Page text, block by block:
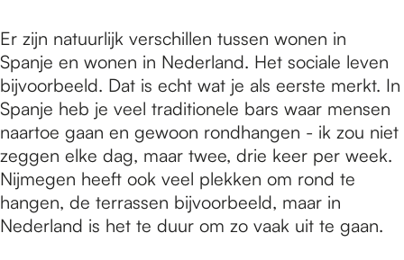
Er zijn natuurlijk verschillen tussen wonen in
Spanje en wonen in Nederland. Het sociale leven
bijvoorbeeld. Dat is echt wat je als eerste merkt. In
Spanje heb je veel traditionele bars waar mensen
naartoe gaan en gewoon rondhangen - ik zou niet
zeggen elke dag, maar twee, drie keer per week.
Nijmegen heeft ook veel plekken om rond te
hangen, de terrassen bijvoorbeeld, maar in
Nederland is het te duur om zo vaak uit te gaan.